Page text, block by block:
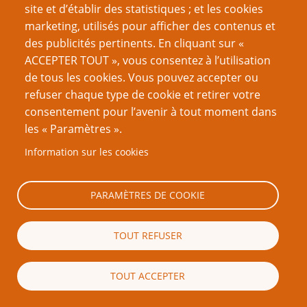
site et d’établir des statistiques ; et les cookies
marketing, utilisés pour afficher des contenus et
des publicités pertinents. En cliquant sur «
ACCEPTER TOUT », vous consentez à l’utilisation
de tous les cookies. Vous pouvez accepter ou
refuser chaque type de cookie et retirer votre
consentement pour l’avenir à tout moment dans
les « Paramètres ».
Information sur les cookies
PARAMÈTRES DE COOKIE
TOUT REFUSER
TOUT ACCEPTER
reproduisez une grande partie ou la totalité du texte de cette page
sans l’autorisation écrite de PTGPTB.fr, et que vous diffusez ladite
copie publiquement (sites Web, blogs, forums, imprimés, etc.),
vous reconnaissez que vous commettez délibérément une
violation des lois sur le droit d’auteur, c’est-à-dire un acte illégal
passible de poursuites judiciaires.
à propos de l'auteur
Jonny Nexus